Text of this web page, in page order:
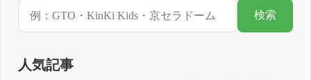
検索
人気記事